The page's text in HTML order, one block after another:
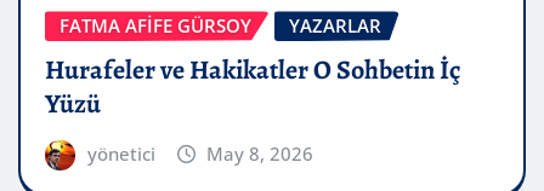
FATMA AFİFE GÜRSOY YAZARLAR
Hurafeler ve Hakikatler O Sohbetin İç
Yüzü
yönetici May 8, 2026